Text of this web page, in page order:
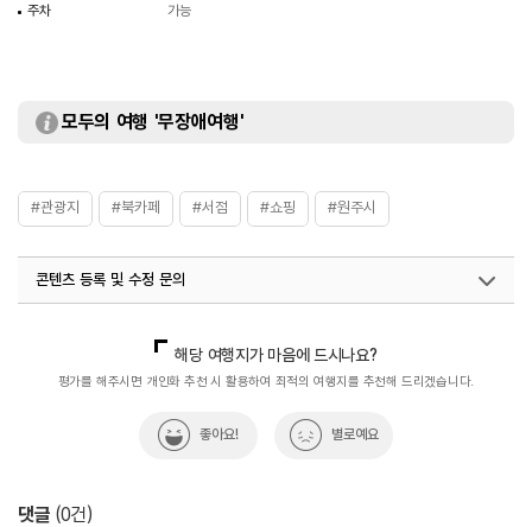
주차
가능
모두의 여행 '무장애여행'
#관광지 #북카페 #서점 #쇼핑 #원주시
콘텐츠 등록 및 수정 문의
해당 여행지가 마음에 드시나요?
평가를 해주시면 개인화 추천 시 활용하여 최적의 여행지를 추천해 드리겠습니다.
좋아요! 별로예요
댓글 (0건)